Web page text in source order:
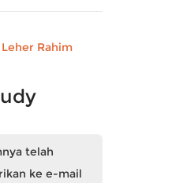
Rahim
telah
ke e-mail